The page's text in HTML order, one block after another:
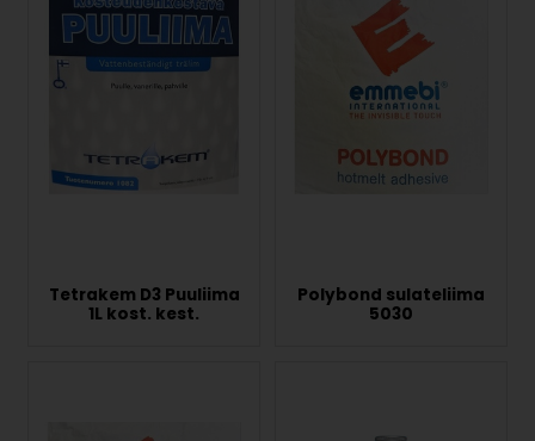
Tetrakem D3 Puuliima
1L kost. kest.
Polybond sulateliima
5030